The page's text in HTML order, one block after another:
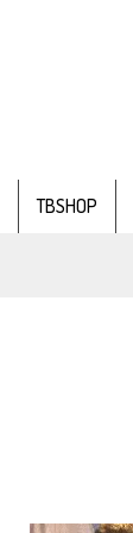
TBSHOP